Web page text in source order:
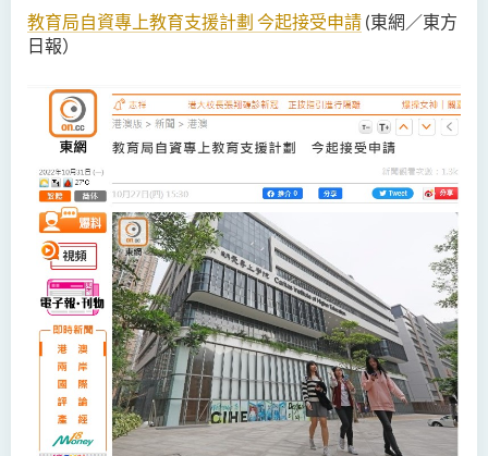
教育局自資專上教育支援計劃 今起接受申請 (東網／東方
日報）